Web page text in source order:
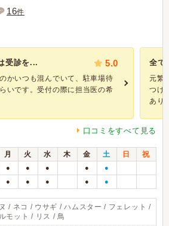
16件
受診を... 5.0
かいつも混んでいて、駐車場待
いです。受付の際に担当医の希
全て
元繁
つけ
あり
口コミをすべて見る
月 火 水 木 金 土 日
祝
● ● ● ● ●
● ● ● ● ●
/ ネコ / ウサギ / ハムスター / フェレット /
モット / リス / 鳥